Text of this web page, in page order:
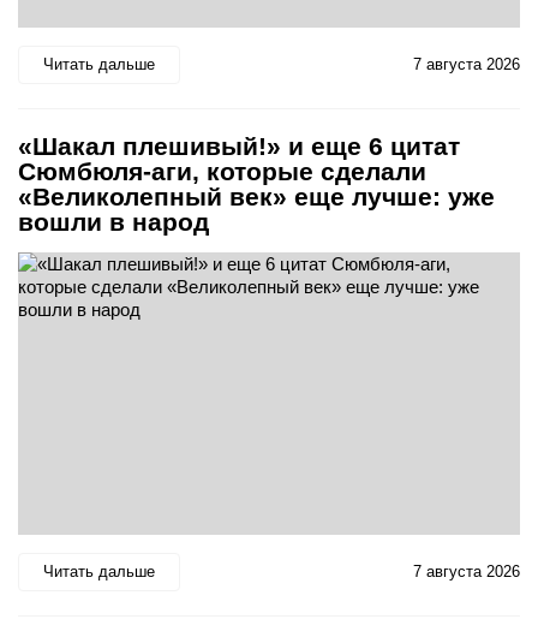
Читать дальше 7 августа 2026
«Шакал плешивый!» и еще 6 цитат
Сюмбюля-аги, которые сделали
«Великолепный век» еще лучше: уже
вошли в народ
Читать дальше 7 августа 2026